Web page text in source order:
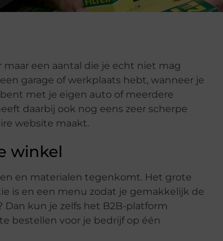
een aantal die je echt niet mag
garage of werkplaats hebt, wanneer je
met je eigen auto of meerdere
daarbij ook nog eens zeer scherpe
website maakt.
winkel
en materialen tegenkomt. Het grote
is en een menu zodat je gemakkelijk de
kun je zelfs het B2B-platform
bestellen voor je bedrijf op één